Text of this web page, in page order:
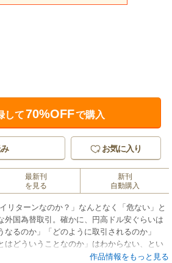
して70%OFFで購入
お気に入り
最新刊
を見る
新刊
自動購入
リターンなのか？」なんとなく「危ない」と
外国為替取引。確かに、円高ドル安ぐらいは
るのか」「どのように取引されるのか」
はどういうことなのか」はわからない、とい
な疑問をスッキリ解決するのが本書。取引の
作品情報をもっと見る